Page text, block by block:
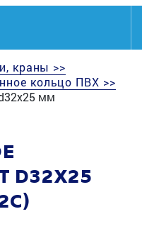
краны >>
кольцо ПВХ >>
мм
D32X25